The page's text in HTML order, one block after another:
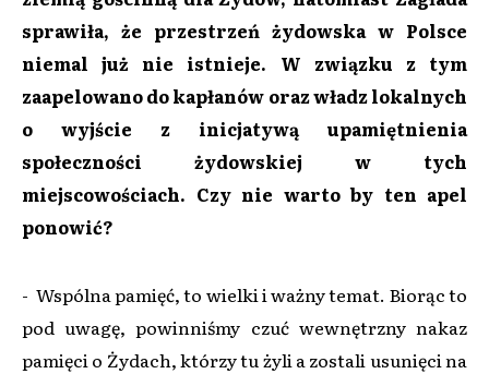
sprawiła, że przestrzeń żydowska w Polsce
niemal już nie istnieje. W związku z tym
zaapelowano do kapłanów oraz władz lokalnych
o wyjście z inicjatywą upamiętnienia
społeczności żydowskiej w tych
miejscowościach. Czy nie warto by ten apel
ponowić?
- Wspólna pamięć, to wielki i ważny temat. Biorąc to
pod uwagę, powinniśmy czuć wewnętrzny nakaz
pamięci o Żydach, którzy tu żyli a zostali usunięci na